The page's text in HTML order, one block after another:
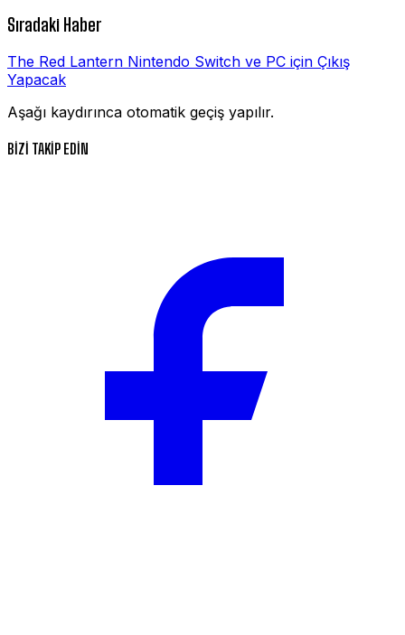
Sıradaki Haber
The Red Lantern Nintendo Switch ve PC için Çıkış
Yapacak
Aşağı kaydırınca otomatik geçiş yapılır.
BİZİ TAKİP EDİN